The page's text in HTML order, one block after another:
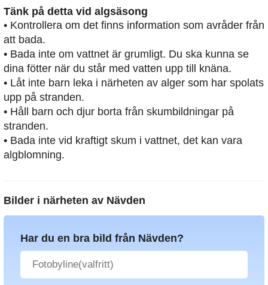
Tänk på detta vid algsäsong
• Kontrollera om det finns information som avråder från
att bada.
• Bada inte om vattnet är grumligt. Du ska kunna se
dina fötter när du står med vatten upp till knäna.
• Låt inte barn leka i närheten av alger som har spolats
upp på stranden.
• Håll barn och djur borta från skumbildningar på
stranden.
• Bada inte vid kraftigt skum i vattnet, det kan vara
algblomning.
Bilder i närheten av Nävden
Har du en bra bild från Nävden?